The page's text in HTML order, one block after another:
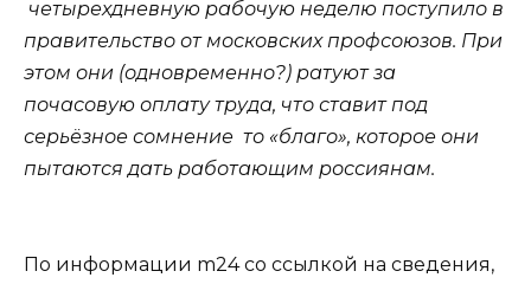
четырехдневную рабочую неделю поступило в
правительство от московских профсоюзов. При
этом они (одновременно?) ратуют за
почасовую оплату труда, что ставит под
серьёзное сомнение то «благо», которое они
пытаются дать работающим россиянам.
По информации m24 со ссылкой на сведения,